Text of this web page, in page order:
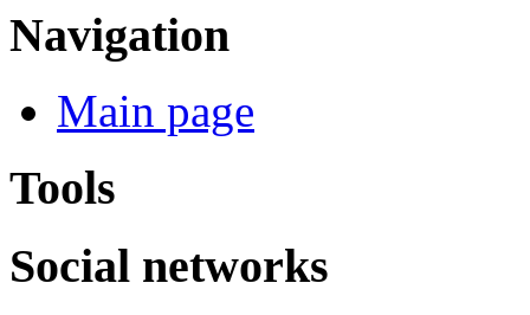
Navigation
Main page
Tools
Social networks